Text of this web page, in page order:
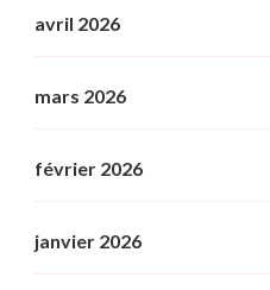
avril 2026
mars 2026
février 2026
janvier 2026